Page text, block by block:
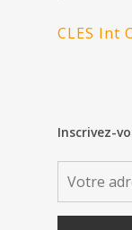
CLES Int
Inscrivez-